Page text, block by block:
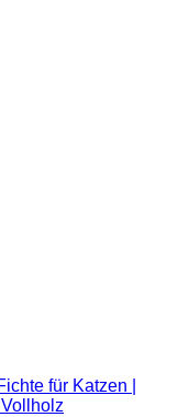
für Katzen |